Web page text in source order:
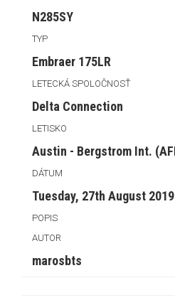
N285SY
TYP
Embraer 175LR
LETECKÁ SPOLOČNOSŤ
Delta Connection
LETISKO
Austin - Bergstrom Int.
DÁTUM
Tuesday, 27th August 2019
POPIS
AUTOR
marosbts